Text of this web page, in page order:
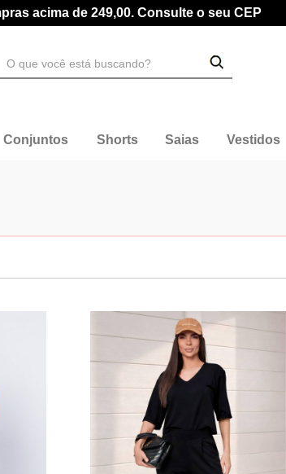
acima de 249,00. Consulte o seu CEP
Conjuntos Shorts Saias Vestidos